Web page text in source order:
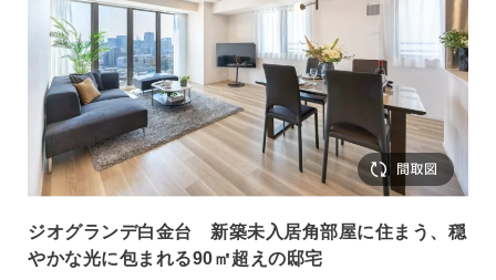
ジオグランデ白金台 新築未入居角部屋に住まう、穏
やかな光に包まれる90㎡超えの邸宅